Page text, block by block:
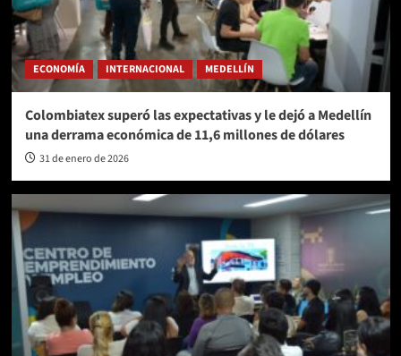
ECONOMÍA INTERNACIONAL MEDELLÍN
Colombiatex superó las expectativas y le dejó a Medellín
una derrama económica de 11,6 millones de dólares
31 de enero de 2026